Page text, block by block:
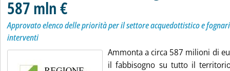
587 mln €
Approvato elenco delle priorità per il settore acquedottistico e
interventi
Ammonta a circa 587 milioni di
il fabbisogno su tutto il